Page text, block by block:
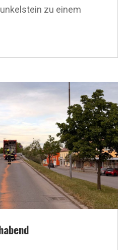
zu einem